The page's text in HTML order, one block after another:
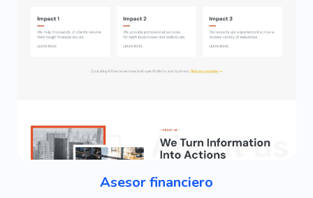
Asesor financiero